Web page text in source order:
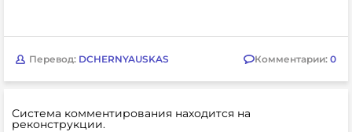
Перевод: DCHERNYAUSKAS Комментарии: 0
Система комментирования находится на
реконструкции.